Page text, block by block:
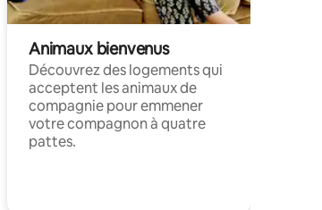
Animaux bienvenus
Découvrez des logements qui
acceptent les animaux de
compagnie pour emmener
votre compagnon à quatre
pattes.